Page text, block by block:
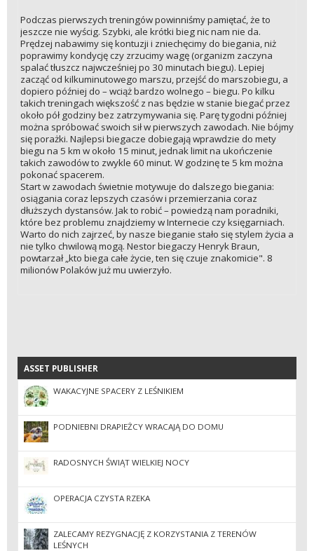
Podczas pierwszych treningów powinniśmy pamiętać, że to
jeszcze nie wyścig. Szybki, ale krótki bieg nic nam nie da.
Prędzej nabawimy się kontuzji i zniechęcimy do biegania, niż
poprawimy kondycję czy zrzucimy wagę (organizm zaczyna
spalać tłuszcz najwcześniej po 30 minutach biegu). Lepiej
zacząć od kilkuminutowego marszu, przejść do marszobiegu, a
dopiero później do – wciąż bardzo wolnego – biegu. Po kilku
takich treningach większość z nas będzie w stanie biegać przez
około pół godziny bez zatrzymywania się. Parę tygodni później
można spróbować swoich sił w pierwszych zawodach. Nie bójmy
się porażki. Najlepsi biegacze dobiegają wprawdzie do mety
biegu na 5 km w około 15 minut, jednak limit na ukończenie
takich zawodów to zwykle 60 minut. W godzinę te 5 km można
pokonać spacerem.
Start w zawodach świetnie motywuje do dalszego biegania:
osiągania coraz lepszych czasów i przemierzania coraz
dłuższych dystansów. Jak to robić – powiedzą nam poradniki,
które bez problemu znajdziemy w Internecie czy księgarniach.
Warto do nich zajrzeć, by nasze bieganie stało się stylem życia a
nie tylko chwilową mogą. Nestor biegaczy Henryk Braun,
powtarzał „kto biega całe życie, ten się czuje znakomicie". 8
milionów Polaków już mu uwierzyło.
ASSET PUBLISHER
ASSET PUBLISHER
WAKACYJNE SPACERY Z LEŚNIKIEM
PODNIEBNI DRAPIEŻCY WRACAJĄ DO DOMU
RADOSNYCH ŚWIĄT WIELKIEJ NOCY
OPERACJA CZYSTA RZEKA
ZALECAMY REZYGNACJĘ Z KORZYSTANIA Z TERENÓW
LEŚNYCH